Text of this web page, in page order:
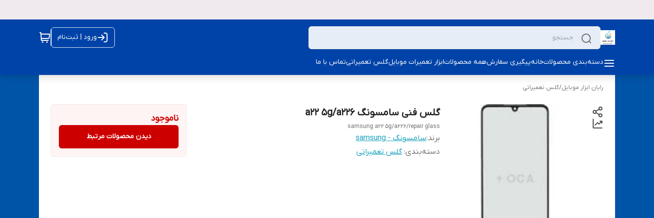
ورود | ثبت‌نام
دسته‌بندی محصولاتخانهپیگیری سفارشهمه محصولاتابزار تعمیرات موبایلگلس تعمیراتیتماس با ما
رایان ابزار موبایل/گلس تعمیراتی
گلس فنی سامسونگ a22 5g/a226
samsung a22 5g/a226/repair glass
برند:سامسونگ - samsung
دسته‌بندی:گلس تعمیراتی
ناموجود
دیدن محصولات مرتبط